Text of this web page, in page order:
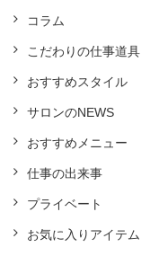
コラム
こだわりの仕事道具
おすすめスタイル
サロンのNEWS
おすすめメニュー
仕事の出来事
プライベート
お気に入りアイテム